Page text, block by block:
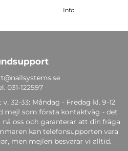
Info
031-122597
32-33: Måndag - Fredag kl. 9-12
mejl som första kontaktväg - det
oss och garanterar att din fråga
kan telefonsupporten vara
men mejlen besvarar vi alltid.